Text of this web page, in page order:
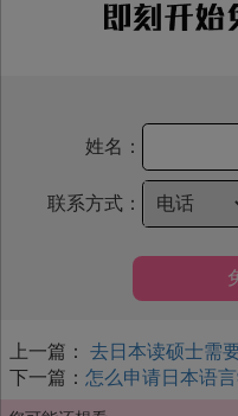
姓名：
联系方式：
上一篇：
去日本读硕士需
下一篇： 怎么申请日本语言